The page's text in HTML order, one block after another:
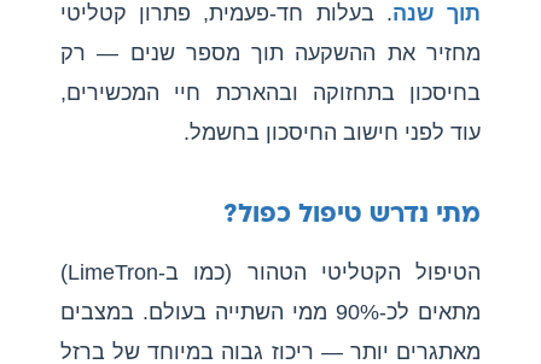
תוך שנה. בעלות חד-פעמית, פתרון קטליטי
מחזיר את ההשקעה תוך מספר שנים — רק
בחיסכון בתחזוקה ובהארכת חיי המכשירים,
עוד לפני חישוב החיסכון בחשמל.
מתי נדרש טיפול כפול?
הטיפול הקטליטי הטהור (כמו ב-LimeTron)
מתאים לכ-90% ממי השתייה בעולם. במצבים
מאתגרים יותר — ריכוז גבוה במיוחד של ברזל